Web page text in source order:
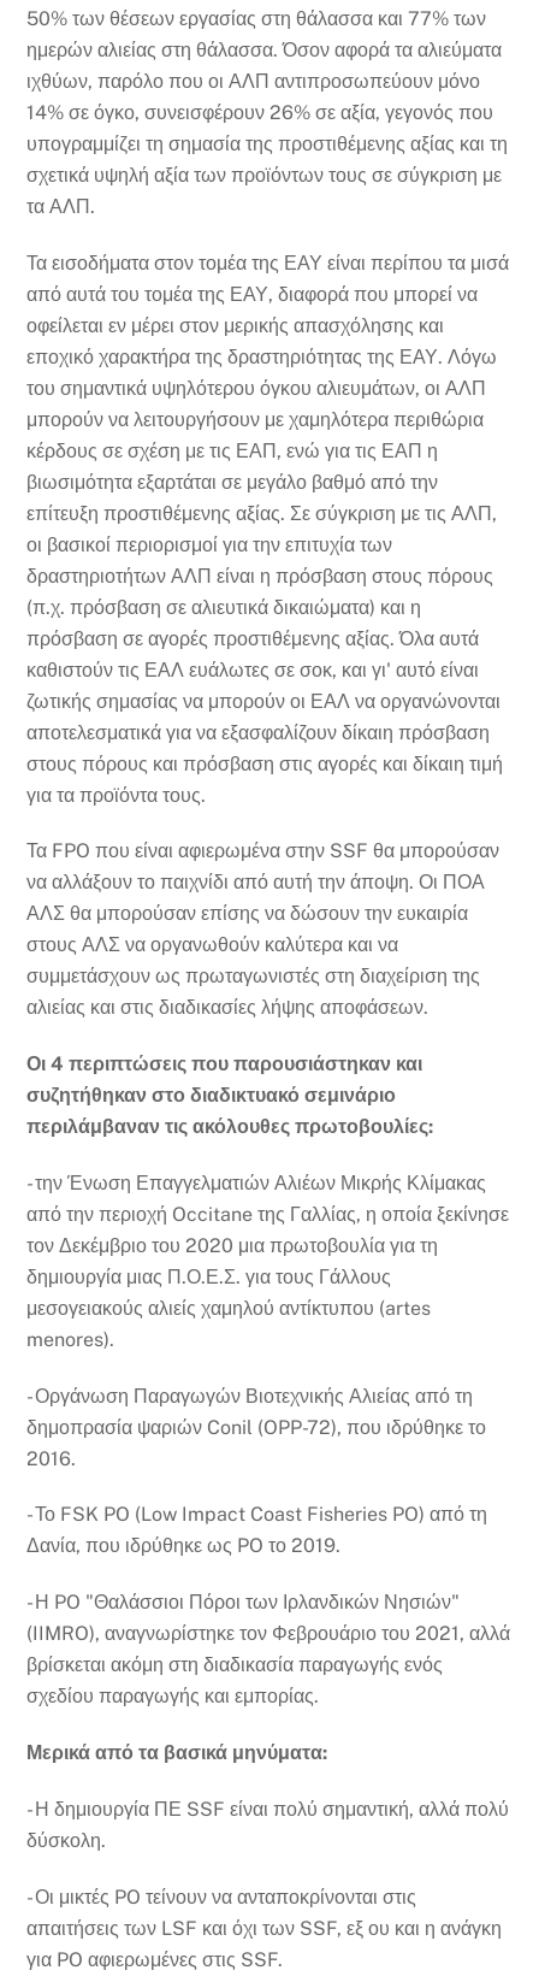
50% των θέσεων εργασίας στη θάλασσα και 77% των
ημερών αλιείας στη θάλασσα. Όσον αφορά τα αλιεύματα
ιχθύων, παρόλο που οι ΑΛΠ αντιπροσωπεύουν μόνο
14% σε όγκο, συνεισφέρουν 26% σε αξία, γεγονός που
υπογραμμίζει τη σημασία της προστιθέμενης αξίας και τη
σχετικά υψηλή αξία των προϊόντων τους σε σύγκριση με
τα ΑΛΠ.
Τα εισοδήματα στον τομέα της ΕΑΥ είναι περίπου τα μισά
από αυτά του τομέα της ΕΑΥ, διαφορά που μπορεί να
οφείλεται εν μέρει στον μερικής απασχόλησης και
εποχικό χαρακτήρα της δραστηριότητας της ΕΑΥ. Λόγω
του σημαντικά υψηλότερου όγκου αλιευμάτων, οι ΑΛΠ
μπορούν να λειτουργήσουν με χαμηλότερα περιθώρια
κέρδους σε σχέση με τις ΕΑΠ, ενώ για τις ΕΑΠ η
βιωσιμότητα εξαρτάται σε μεγάλο βαθμό από την
επίτευξη προστιθέμενης αξίας. Σε σύγκριση με τις ΑΛΠ,
οι βασικοί περιορισμοί για την επιτυχία των
δραστηριοτήτων ΑΛΠ είναι η πρόσβαση στους πόρους
(π.χ. πρόσβαση σε αλιευτικά δικαιώματα) και η
πρόσβαση σε αγορές προστιθέμενης αξίας. Όλα αυτά
καθιστούν τις ΕΑΛ ευάλωτες σε σοκ, και γι' αυτό είναι
ζωτικής σημασίας να μπορούν οι ΕΑΛ να οργανώνονται
αποτελεσματικά για να εξασφαλίζουν δίκαιη πρόσβαση
στους πόρους και πρόσβαση στις αγορές και δίκαιη τιμή
για τα προϊόντα τους.
Τα FPO που είναι αφιερωμένα στην SSF θα μπορούσαν
να αλλάξουν το παιχνίδι από αυτή την άποψη. Οι ΠΟΑ
ΑΛΣ θα μπορούσαν επίσης να δώσουν την ευκαιρία
στους ΑΛΣ να οργανωθούν καλύτερα και να
συμμετάσχουν ως πρωταγωνιστές στη διαχείριση της
αλιείας και στις διαδικασίες λήψης αποφάσεων.
Οι 4 περιπτώσεις που παρουσιάστηκαν και
συζητήθηκαν στο διαδικτυακό σεμινάριο
περιλάμβαναν τις ακόλουθες πρωτοβουλίες:
- την Ένωση Επαγγελματιών Αλιέων Μικρής Κλίμακας
από την περιοχή Occitane της Γαλλίας, η οποία ξεκίνησε
τον Δεκέμβριο του 2020 μια πρωτοβουλία για τη
δημιουργία μιας Π.Ο.Ε.Σ. για τους Γάλλους
μεσογειακούς αλιείς χαμηλού αντίκτυπου (artes
menores).
- Οργάνωση Παραγωγών Βιοτεχνικής Αλιείας από τη
δημοπρασία ψαριών Conil (OPP-72), που ιδρύθηκε το
2016.
- Το FSK PO (Low Impact Coast Fisheries PO) από τη
Δανία, που ιδρύθηκε ως PO το 2019.
- Η PO "Θαλάσσιοι Πόροι των Ιρλανδικών Νησιών"
(IIMRO), αναγνωρίστηκε τον Φεβρουάριο του 2021, αλλά
βρίσκεται ακόμη στη διαδικασία παραγωγής ενός
σχεδίου παραγωγής και εμπορίας.
Μερικά από τα βασικά μηνύματα:
- Η δημιουργία ΠΕ SSF είναι πολύ σημαντική, αλλά πολύ
δύσκολη.
- Οι μικτές PO τείνουν να ανταποκρίνονται στις
απαιτήσεις των LSF και όχι των SSF, εξ ου και η ανάγκη
για PO αφιερωμένες στις SSF.